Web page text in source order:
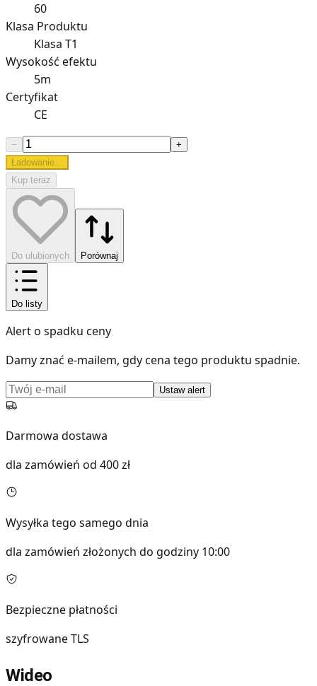
60
Klasa Produktu
Klasa T1
Wysokość efektu
5m
Certyfikat
CE
−
+
Ładowanie...
Kup teraz
Do ulubionych Porównaj
Do listy
Alert o spadku ceny
Damy znać e-mailem, gdy cena tego produktu spadnie.
Ustaw alert
Darmowa dostawa
dla zamówień od 400 zł
Wysyłka tego samego dnia
dla zamówień złożonych do godziny 10:00
Bezpieczne płatności
szyfrowane TLS
Wideo